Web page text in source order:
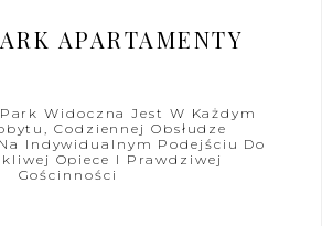
APARTAMENTY
Widoczna Jest W Każdym
Codziennej Obsłudze
Indywidualnym Podejściu Do
Opiece I Prawdziwej
Gościnności